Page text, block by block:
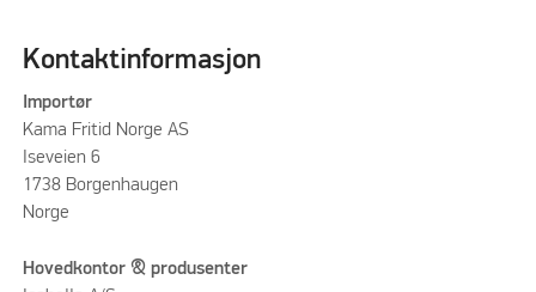
Kontaktinformasjon
Importør
Kama Fritid Norge AS
Iseveien 6
1738 Borgenhaugen
Norge
Hovedkontor & produsenter